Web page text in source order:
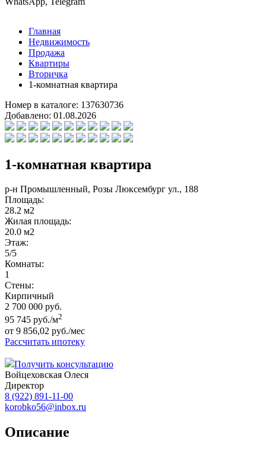
Главная
Недвижимость
Продажа
Квартиры
Вторичка
1-комнатная квартира
Номер в каталоге: 137630736
Добавлено: 01.08.2026
1-комнатная квартира
р-н Промышленный, Розы Люксембург ул., 188
Площадь:
28.2 м2
Жилая площадь:
20.0 м2
Этаж:
5/5
Комнаты:
1
Стены:
Кирпичный
2 700 000 руб.
95 745 руб./м2
от 9 856,02 руб./мес
Рассчитать ипотеку
Получить консультацию
Войцеховская Олеся
Директор
8 (922) 891-11-00
korobko56@inbox.ru
Описание